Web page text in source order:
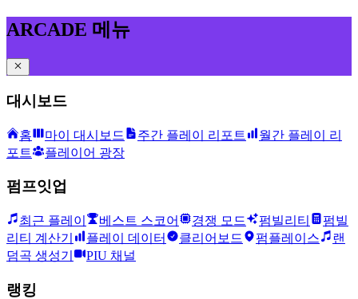
ARCADE 메뉴
대시보드
홈 마이 대시보드 주간 플레이 리포트
월간 플레이 리
포트
플레이어 광장
펌프잇업
최근 플레이 베스트 스코어 경쟁 모드 펌빌리티
펌빌
리티 계산기
플레이 데이터 클리어보드 펌플레이스
랜
덤곡 생성기
PIU 채널
랭킹